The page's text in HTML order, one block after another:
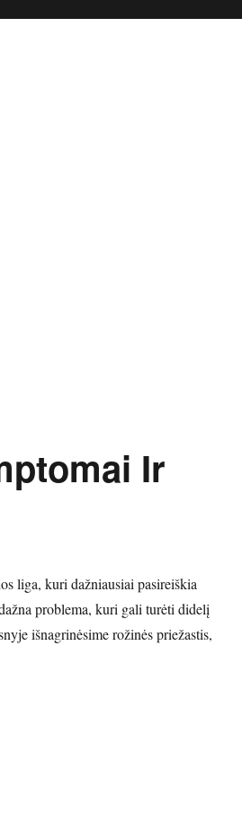
Ir
liga, kuri dažniausiai pasireiškia
problema, kuri gali turėti didelį
išnagrinėsime rožinės priežastis,